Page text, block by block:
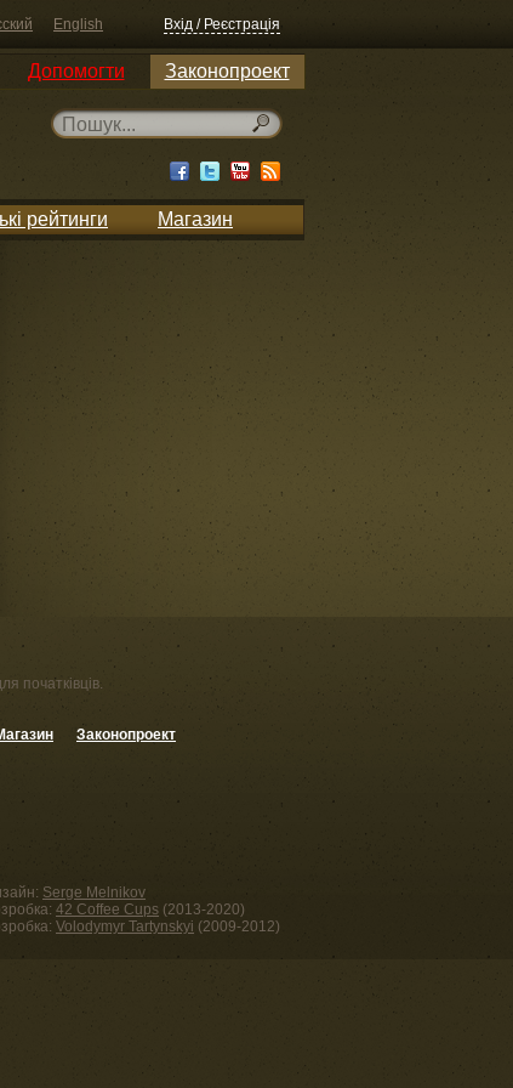
English Вхід / Реєстрація
Допомогти Законопроект
рейтинги Магазин
початківців.
Законопроект
Serge Melnikov
42 Coffee Cups (2013-2020)
Volodymyr Tartynskyi (2009-2012)